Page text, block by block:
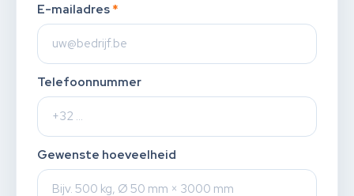
E-mailadres *
Telefoonnummer
Gewenste hoeveelheid